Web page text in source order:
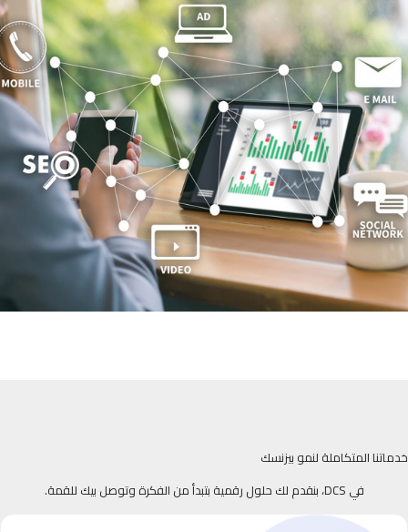
خدماتنا المتكاملة لنمو بيزنسك
في DCS، بنقدم لك حلول رقمية بتبدأ من الفكرة وتوصل بيك للقمة.